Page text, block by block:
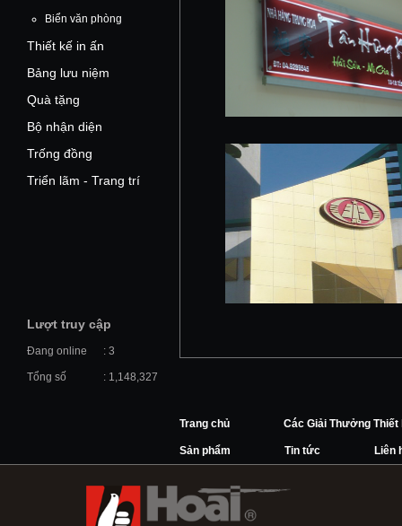
Biển văn phòng
Thiết kế in ấn
Bảng lưu niệm
Quà tặng
Bộ nhận diện
Trống đồng
Triển lãm - Trang trí
Lượt truy cập
Đang online : 3
Tổng số : 1,148,327
Trang chủ Các Giải Thưởng Thiết
Sản phẩm Tin tức Liên